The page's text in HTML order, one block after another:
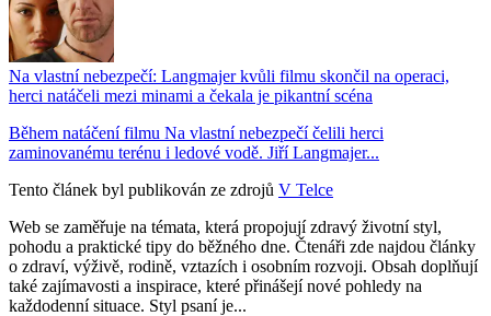
Na vlastní nebezpečí: Langmajer kvůli filmu skončil na operaci,
herci natáčeli mezi minami a čekala je pikantní scéna
Během natáčení filmu Na vlastní nebezpečí čelili herci
zaminovanému terénu i ledové vodě. Jiří Langmajer...
Tento článek byl publikován ze zdrojů V Telce
Web se zaměřuje na témata, která propojují zdravý životní styl,
pohodu a praktické tipy do běžného dne. Čtenáři zde najdou články
o zdraví, výživě, rodině, vztazích i osobním rozvoji. Obsah doplňují
také zajímavosti a inspirace, které přinášejí nové pohledy na
každodenní situace. Styl psaní je...